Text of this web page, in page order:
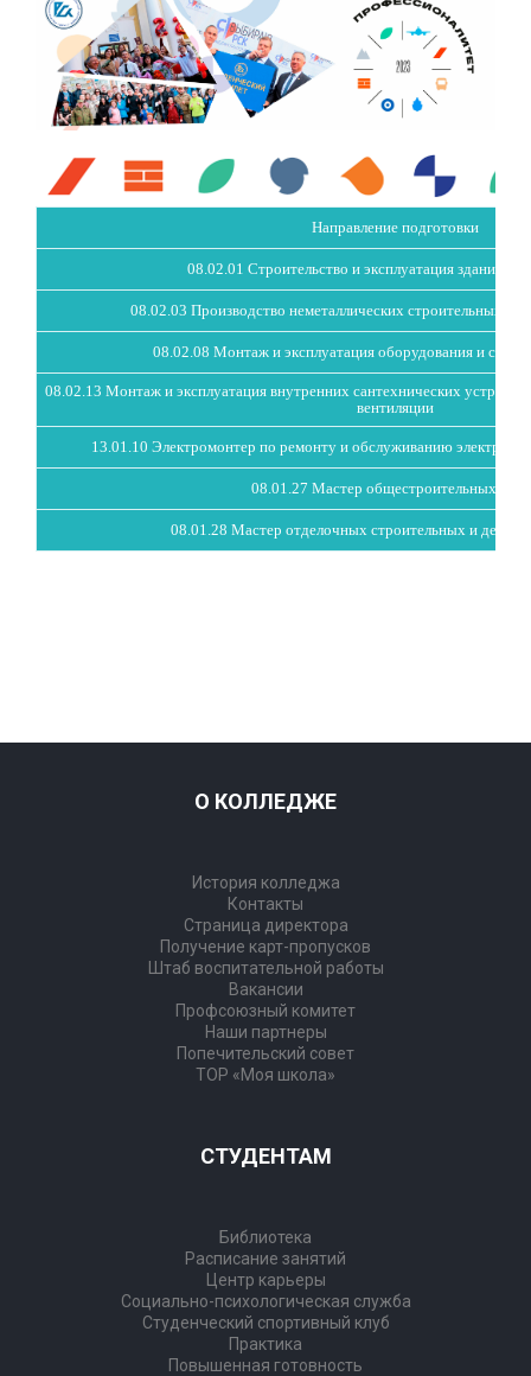
Направление подготовки
08.02.01 Строительство и эксплуатация зданий и
08.02.03 Производство неметаллических строительных
08.02.08 Монтаж и эксплуатация оборудования и
08.02.13 Монтаж и эксплуатация внутренних сантехнических
вентиляции
13.01.10 Электромонтер по ремонту и обслуживанию
08.01.27 Мастер общестроительных
08.01.28 Мастер отделочных строительных и
О КОЛЛЕДЖЕ
История колледжа
Контакты
Страница директора
Получение карт-пропусков
Штаб воспитательной работы
Вакансии
Профсоюзный комитет
Наши партнеры
Попечительский совет
ТОР «Моя школа»
СТУДЕНТАМ
Библиотека
Расписание занятий
Центр карьеры
Социально-психологическая служба
Студенческий спортивный клуб
Практика
Повышенная готовность